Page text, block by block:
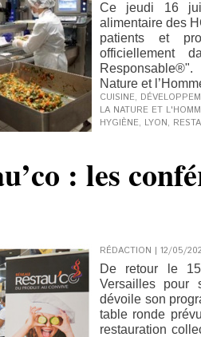
Ce jeudi 16
alimentaire des
patients et
officiellement
Nature et
CUISINE,
LA NATURE ET
HYGIÈNE, LYON,
: les
RÉDACTION | 12/05/
De retour le
Versailles pour
dévoile son
table ronde
restauration